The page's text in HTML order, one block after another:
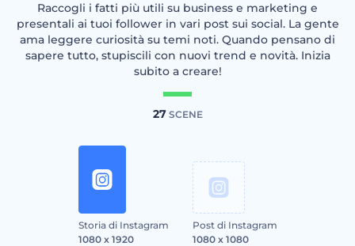
Raccogli i fatti più utili su business e marketing e
presentali ai tuoi follower in vari post sui social. La gente
ama leggere curiosità su temi noti. Quando pensano di
sapere tutto, stupiscili con nuovi trend e novità. Inizia
subito a creare!
27SCENE
Storia di Instagram
1080 x 1920
Post di Instagram
1080 x 1080